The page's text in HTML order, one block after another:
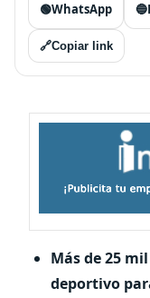
🟢WhatsApp 🔵
🔗Copiar link
Más de 25
deportivo